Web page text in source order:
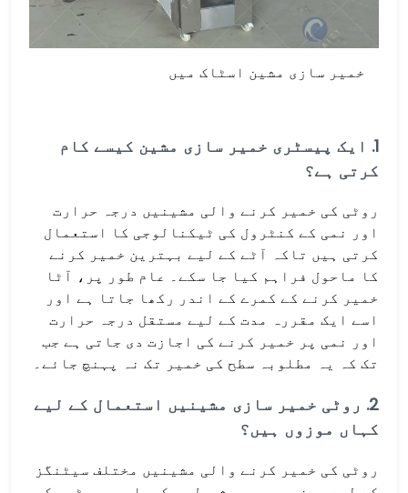
خمیر سازی مشین اسٹاک میں
1. ایک پیسٹری خمیر سازی مشین کیسے کام
کرتی ہے؟
روٹی کی خمیر کرنے والی مشینیں درجہ حرارت
اور نمی کے کنٹرول کی ٹیکنالوجی کا استعمال
کرتی ہیں تاکہ آٹے کے لیے بہترین خمیر کرنے
کا ماحول فراہم کیا جا سکے۔ عام طور پر، آٹا
خمیر کرنے کے کمرے کے اندر رکھا جاتا ہے اور
اسے ایک مقررہ مدت کے لیے مستقل درجہ حرارت
اور نمی پر خمیر کرنے کی اجازت دی جاتی ہے جب
تک کہ یہ مطلوبہ سطح کی خمیر تک نہ پہنچ جائے۔
2. روٹی خمیر سازی مشینیں استعمال کے لیے
کہاں موزوں ہیں؟
روٹی کی خمیر کرنے والی مشینیں مختلف سیٹنگز